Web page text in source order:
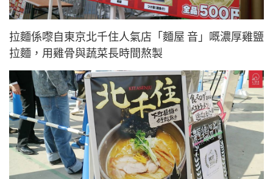
拉麵係嚟自東京北千住人氣店「麵屋 音」嘅濃厚雞鹽
拉麵，用雞骨與蔬菜長時間熬製